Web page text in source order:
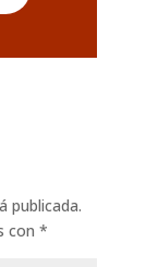
publicada.
con *